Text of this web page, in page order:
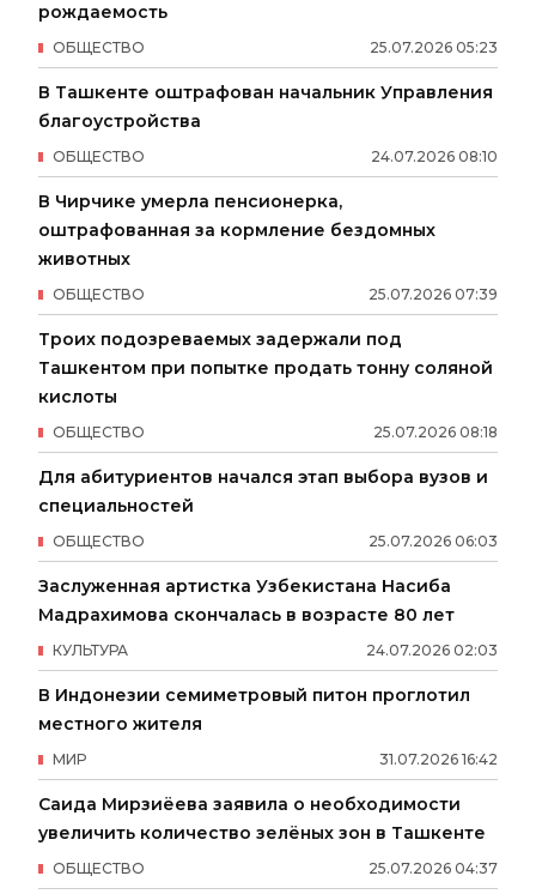
рождаемость
25.07.2026 05:23
ОБЩЕСТВО
В Ташкенте оштрафован начальник Управления
благоустройства
24.07.2026 08:10
ОБЩЕСТВО
В Чирчике умерла пенсионерка,
оштрафованная за кормление бездомных
животных
25.07.2026 07:39
ОБЩЕСТВО
Троих подозреваемых задержали под
Ташкентом при попытке продать тонну соляной
кислоты
25.07.2026 08:18
ОБЩЕСТВО
Для абитуриентов начался этап выбора вузов и
специальностей
25.07.2026 06:03
ОБЩЕСТВО
Заслуженная артистка Узбекистана Насиба
Мадрахимова скончалась в возрасте 80 лет
24.07.2026 02:03
КУЛЬТУРА
В Индонезии семиметровый питон проглотил
местного жителя
31.07.2026 16:42
МИР
Саида Мирзиёева заявила о необходимости
увеличить количество зелёных зон в Ташкенте
25.07.2026 04:37
ОБЩЕСТВО